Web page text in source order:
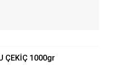
ÇEKİÇ 1000gr